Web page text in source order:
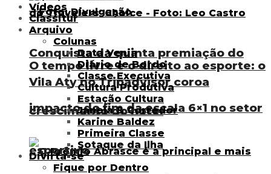
Conquista da quinta premiação do
Vila Aty no Tripadvisor coroa
crescimento do hotel
O tempo livre e o direito ao esporte: o
impacto do fim da escala 6×1 no setor
esportivo
Vídeos
Classitur
Arquivo
Colunas
Data Venia
Diário de Bordo
Classe Executiva
Cultura Produtiva
Estação Cultura
Janela & Corredor
Karine Baldez
Primeira Classe
Sotaque da Ilha
Divirta-se
Fique por Dentro